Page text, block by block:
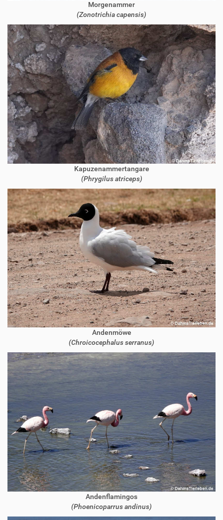
Morgenammer
(Zonotrichia capensis)
Kapuzenammertangare
(Phrygilus atriceps)
Andenmöwe
(Chroicocephalus serranus)
Andenflamingos
(Phoenicoparrus andinus)